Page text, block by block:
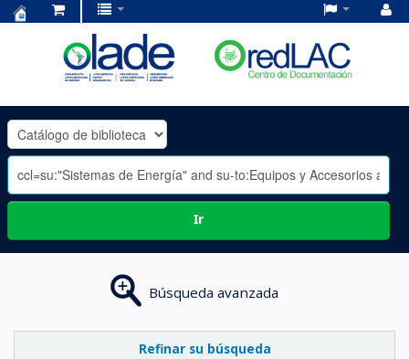
OLADE
-
Ir
Búsqueda avanzada
Refinar su búsqueda